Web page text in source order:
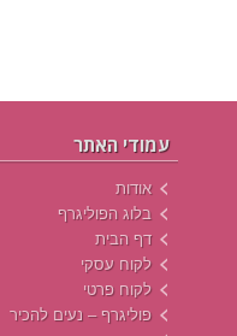
עמודי האתר
אודות
בלוג הפוליגרף
דף הבית
לקוח עסקי
לקוח פרטי
פוליגרף – נעים להכיר